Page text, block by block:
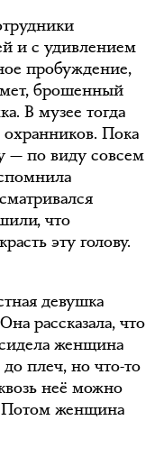
и с удивлением
пробуждение,
брошенный
В музее тогда
Пока
— по виду совсем
что
эту голову.
девушка
рассказала, что
женщина
плеч, но что-то
неё можно
Потом женщина